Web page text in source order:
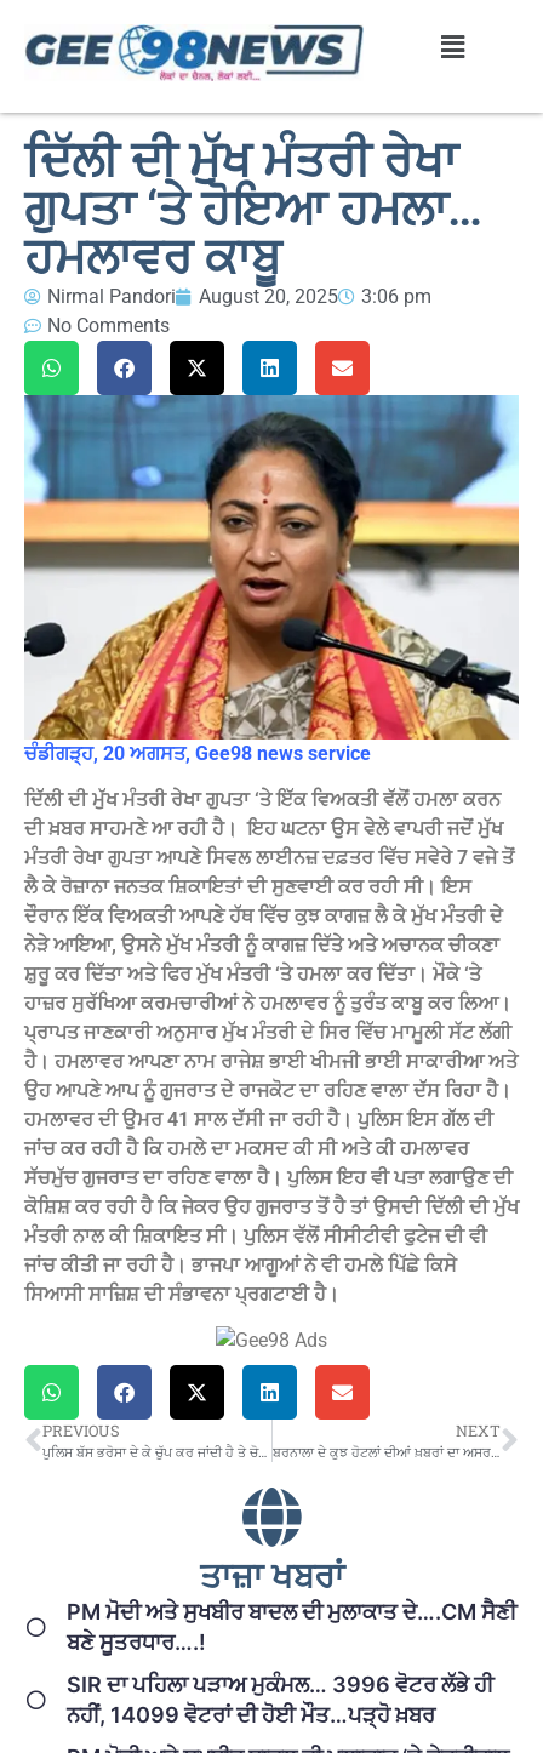
ਦਿੱਲੀ ਦੀ ਮੁੱਖ ਮੰਤਰੀ ਰੇਖਾ
ਗੁਪਤਾ ‘ਤੇ ਹੋਇਆ ਹਮਲਾ…
ਹਮਲਾਵਰ ਕਾਬੂ
Nirmal Pandori August 20, 2025
3:06 pm
No Comments
ਚੰਡੀਗੜ੍ਹ, 20 ਅਗਸਤ, Gee98 news service
ਦਿੱਲੀ ਦੀ ਮੁੱਖ ਮੰਤਰੀ ਰੇਖਾ ਗੁਪਤਾ ‘ਤੇ ਇੱਕ ਵਿਅਕਤੀ ਵੱਲੋਂ ਹਮਲਾ ਕਰਨ
ਦੀ ਖ਼ਬਰ ਸਾਹਮਣੇ ਆ ਰਹੀ ਹੈ। ‌ ਇਹ ਘਟਨਾ ਉਸ ਵੇਲੇ ਵਾਪਰੀ ਜਦੋਂ ਮੁੱਖ
ਮੰਤਰੀ ਰੇਖਾ ਗੁਪਤਾ ਆਪਣੇ ਸਿਵਲ ਲਾਈਨਜ਼ ਦਫ਼ਤਰ ਵਿੱਚ ਸਵੇਰੇ 7 ਵਜੇ ਤੋਂ
ਲੈ ਕੇ ਰੋਜ਼ਾਨਾ ਜਨਤਕ ਸ਼ਿਕਾਇਤਾਂ ਦੀ ਸੁਣਵਾਈ ਕਰ ਰਹੀ ਸੀ। ਇਸ
ਦੌਰਾਨ ਇੱਕ ਵਿਅਕਤੀ ਆਪਣੇ ਹੱਥ ਵਿੱਚ ਕੁਝ ਕਾਗਜ਼ ਲੈ ਕੇ ਮੁੱਖ ਮੰਤਰੀ ਦੇ
ਨੇੜੇ ਆਇਆ, ਉਸਨੇ ਮੁੱਖ ਮੰਤਰੀ ਨੂੰ ਕਾਗਜ਼ ਦਿੱਤੇ ਅਤੇ ਅਚਾਨਕ ਚੀਕਣਾ
ਸ਼ੁਰੂ ਕਰ ਦਿੱਤਾ ਅਤੇ ਫਿਰ ਮੁੱਖ ਮੰਤਰੀ ‘ਤੇ ਹਮਲਾ ਕਰ ਦਿੱਤਾ। ਮੌਕੇ ‘ਤੇ
ਹਾਜ਼ਰ ਸੁਰੱਖਿਆ ਕਰਮਚਾਰੀਆਂ ਨੇ ਹਮਲਾਵਰ ਨੂੰ ਤੁਰੰਤ ਕਾਬੂ ਕਰ ਲਿਆ।
ਪ੍ਰਾਪਤ ਜਾਣਕਾਰੀ ਅਨੁਸਾਰ ਮੁੱਖ ਮੰਤਰੀ ਦੇ ਸਿਰ ਵਿੱਚ ਮਾਮੂਲੀ ਸੱਟ ਲੱਗੀ
ਹੈ। ਹਮਲਾਵਰ ਆਪਣਾ ਨਾਮ ਰਾਜੇਸ਼ ਭਾਈ ਖੀਮਜੀ ਭਾਈ ਸਾਕਾਰੀਆ ਅਤੇ
ਉਹ ਆਪਣੇ ਆਪ ਨੂੰ ਗੁਜਰਾਤ ਦੇ ਰਾਜਕੋਟ ਦਾ ਰਹਿਣ ਵਾਲਾ ਦੱਸ ਰਿਹਾ ਹੈ।
ਹਮਲਾਵਰ ਦੀ ਉਮਰ 41 ਸਾਲ ਦੱਸੀ ਜਾ ਰਹੀ ਹੈ। ਪੁਲਿਸ ਇਸ ਗੱਲ ਦੀ
ਜਾਂਚ ਕਰ ਰਹੀ ਹੈ ਕਿ ਹਮਲੇ ਦਾ ਮਕਸਦ ਕੀ ਸੀ ਅਤੇ ਕੀ ਹਮਲਾਵਰ
ਸੱਚਮੁੱਚ ਗੁਜਰਾਤ ਦਾ ਰਹਿਣ ਵਾਲਾ ਹੈ। ਪੁਲਿਸ ਇਹ ਵੀ ਪਤਾ ਲਗਾਉਣ ਦੀ
ਕੋਸ਼ਿਸ਼ ਕਰ ਰਹੀ ਹੈ ਕਿ ਜੇਕਰ ਉਹ ਗੁਜਰਾਤ ਤੋਂ ਹੈ ਤਾਂ ਉਸਦੀ ਦਿੱਲੀ ਦੀ ਮੁੱਖ
ਮੰਤਰੀ ਨਾਲ ਕੀ ਸ਼ਿਕਾਇਤ ਸੀ। ਪੁਲਿਸ ਵੱਲੋਂ ਸੀਸੀਟੀਵੀ ਫੁਟੇਜ ਦੀ ਵੀ
ਜਾਂਚ ਕੀਤੀ ਜਾ ਰਹੀ ਹੈ। ਭਾਜਪਾ ਆਗੂਆਂ ਨੇ ਵੀ ਹਮਲੇ ਪਿੱਛੇ ਕਿਸੇ
ਸਿਆਸੀ ਸਾਜ਼ਿਸ਼ ਦੀ ਸੰਭਾਵਨਾ ਪ੍ਰਗਟਾਈ ਹੈ।
PREVIOUS
ਪੁਲਿਸ ਬੱਸ ਭਰੋਸਾ ਦੇ ਕੇ ਚੁੱਪ ਕਰ ਜਾਂਦੀ ਹੈ ਤੇ ਚੋਰ ਆਪਣਾ ਕੰਮ ਕਰੀ ਜਾਂਦੇ ਨੇ…!
NEXT
ਬਰਨਾਲਾ ਦੇ ਕੁਝ ਹੋਟਲਾਂ ਦੀਆਂ ਖ਼ਬਰਾਂ ਦਾ ਅਸਰ ਪੰਜਾਬ ‘ਚ ਹੋਣ ਲੱਗਿਐ…NOC ਨਾ ਲੈਣ ਵਾਲੇ ਹੋਟਲਾਂ ਨੂੰ ਪੱਕੇ ਤੌਰ ‘ਤੇ ਬੰਦ ਕਰਨ ਦੇ ਹੁਕਮ
ਤਾਜ਼ਾ ਖਬਰਾਂ
PM ਮੋਦੀ ਅਤੇ ਸੁਖਬੀਰ ਬਾਦਲ ਦੀ ਮੁਲਾਕਾਤ ਦੇ….CM ਸੈਣੀ
ਬਣੇ ਸੂਤਰਧਾਰ….!
SIR ਦਾ ਪਹਿਲਾ ਪੜਾਅ ਮੁਕੰਮਲ… 3996 ਵੋਟਰ ਲੱਭੇ ਹੀ
ਨਹੀਂ, 14099 ਵੋਟਰਾਂ ਦੀ ਹੋਈ ਮੌਤ…ਪੜ੍ਹੋ ਖ਼ਬਰ